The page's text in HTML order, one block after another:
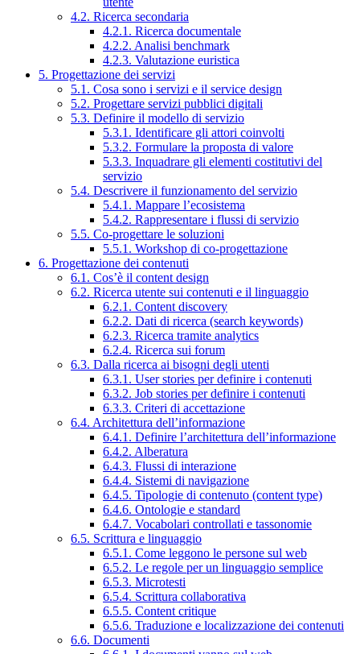
4.2. Ricerca secondaria
4.2.1. Ricerca documentale
4.2.2. Analisi benchmark
4.2.3. Valutazione euristica
5. Progettazione dei servizi
5.1. Cosa sono i servizi e il service design
5.2. Progettare servizi pubblici digitali
5.3. Definire il modello di servizio
5.3.1. Identificare gli attori coinvolti
5.3.2. Formulare la proposta di valore
5.3.3. Inquadrare gli elementi costitutivi del
servizio
5.4. Descrivere il funzionamento del servizio
5.4.1. Mappare l’ecosistema
5.4.2. Rappresentare i flussi di servizio
5.5. Co-progettare le soluzioni
5.5.1. Workshop di co-progettazione
6. Progettazione dei contenuti
6.1. Cos’è il content design
6.2. Ricerca utente sui contenuti e il linguaggio
6.2.1. Content discovery
6.2.2. Dati di ricerca (search keywords)
6.2.3. Ricerca tramite analytics
6.2.4. Ricerca sui forum
6.3. Dalla ricerca ai bisogni degli utenti
6.3.1. User stories per definire i contenuti
6.3.2. Job stories per definire i contenuti
6.3.3. Criteri di accettazione
6.4. Architettura dell’informazione
6.4.1. Definire l’architettura dell’informazione
6.4.2. Alberatura
6.4.3. Flussi di interazione
6.4.4. Sistemi di navigazione
6.4.5. Tipologie di contenuto (content type)
6.4.6. Ontologie e standard
6.4.7. Vocabolari controllati e tassonomie
6.5. Scrittura e linguaggio
6.5.1. Come leggono le persone sul web
6.5.2. Le regole per un linguaggio semplice
6.5.3. Microtesti
6.5.4. Scrittura collaborativa
6.5.5. Content critique
6.5.6. Traduzione e localizzazione dei contenuti
6.6. Documenti